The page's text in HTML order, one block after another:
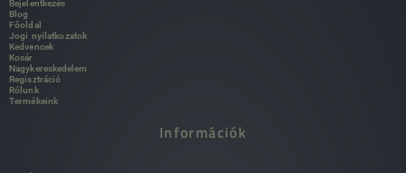
Bejelentkezés
Blog
Főoldal
Jogi nyilatkozatok
Kedvencek
Kosár
Nagykereskedelem
Regisztráció
Rólunk
Termékeink
Információk